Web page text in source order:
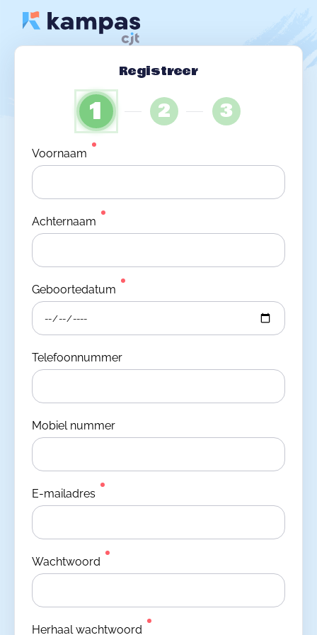
Registreer
1 2 3
Voornaam
Achternaam
Geboortedatum
Telefoonnummer
Mobiel nummer
E-mailadres
Wachtwoord
Herhaal wachtwoord